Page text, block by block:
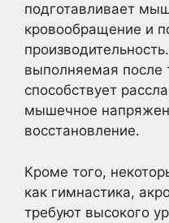
подготавливает
кровообращение и
выполняемая после
способствует
мышечное
восстановление.
Кроме того,
как гимнастика,
требуют высокого